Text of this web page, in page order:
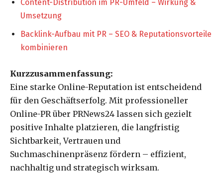
Content-Distribution im PR-Umfeld – Wirkung &
Umsetzung
Backlink-Aufbau mit PR – SEO & Reputationsvorteile
kombinieren
Kurzzusammenfassung:
Eine starke Online-Reputation ist entscheidend
für den Geschäftserfolg. Mit professioneller
Online-PR über PRNews24 lassen sich gezielt
positive Inhalte platzieren, die langfristig
Sichtbarkeit, Vertrauen und
Suchmaschinenpräsenz fördern – effizient,
nachhaltig und strategisch wirksam.